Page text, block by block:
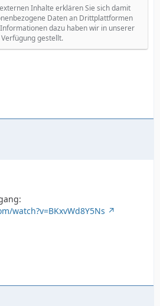
Inhalte erklären Sie sich damit
Daten an Drittplattformen
dazu haben wir in unserer
gestellt.
watch?v=BKxvWd8Y5Ns